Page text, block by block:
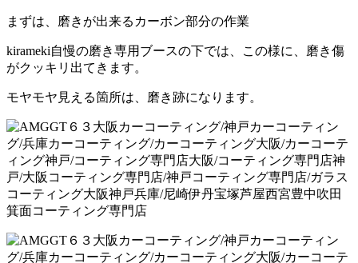
まずは、磨きが出来るカーボン部分の作業
kirameki自慢の磨き専用ブースの下では、この様に、磨き傷
がクッキリ出てきます。
モヤモヤ見える箇所は、磨き跡になります。